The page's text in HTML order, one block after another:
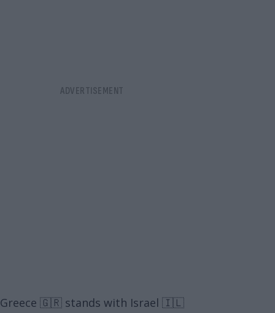
Greece 🇬🇷 stands with Israel 🇮🇱